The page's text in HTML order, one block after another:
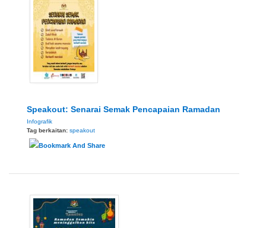
Speakout: Senarai Semak Pencapaian Ramadan
Infografik
Tag berkaitan: speakout